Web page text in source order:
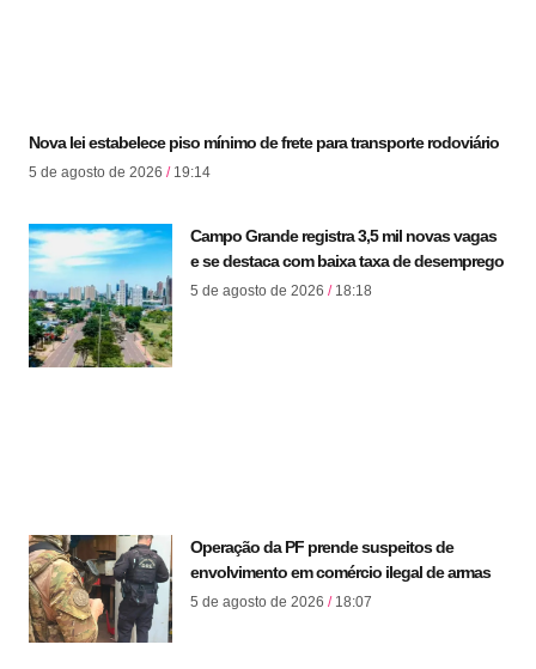
Nova lei estabelece piso mínimo de frete para transporte rodoviário
5 de agosto de 2026 19:14
Campo Grande registra 3,5 mil novas vagas
e se destaca com baixa taxa de desemprego
5 de agosto de 2026 18:18
Operação da PF prende suspeitos de
envolvimento em comércio ilegal de armas
5 de agosto de 2026 18:07